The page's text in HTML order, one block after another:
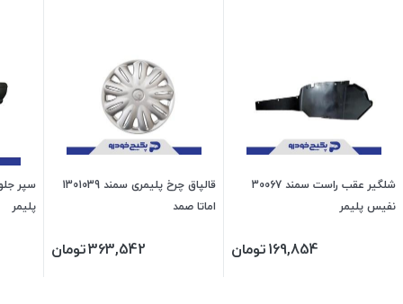
شلگیر عقب راست سمند 30067
نفیس پلیمر
169,854تومان
قالپاق چرخ پلیمری سمند 1301039
اماتا صمد
363,542تومان
پلیمر